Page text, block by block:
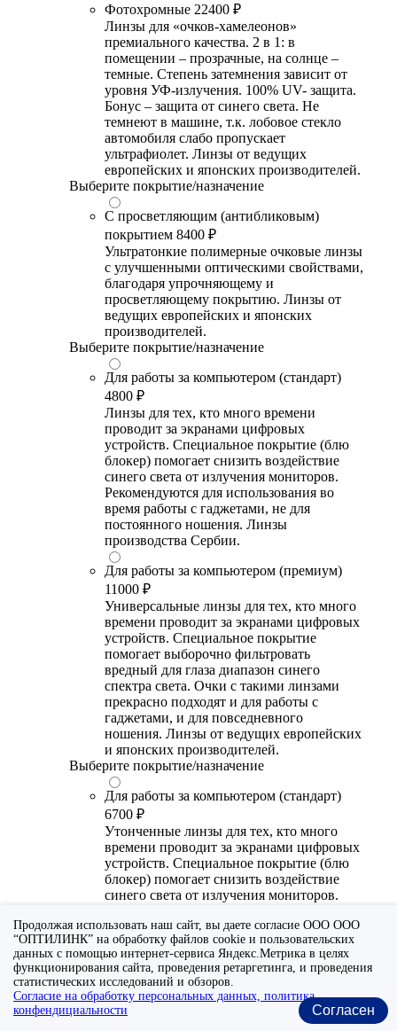
Фотохромные 22400 ₽
Линзы для «очков-хамелеонов»
премиального качества. 2 в 1: в
помещении – прозрачные, на солнце –
темные. Степень затемнения зависит от
уровня УФ-излучения. 100% UV- защита.
Бонус – защита от синего света. Не
темнеют в машине, т.к. лобовое стекло
автомобиля слабо пропускает
ультрафиолет. Линзы от ведущих
европейских и японских производителей.
Выберите покрытие/назначение
С просветляющим (антибликовым)
покрытием 8400 ₽
Ультратонкие полимерные очковые линзы
с улучшенными оптическими свойствами,
благодаря упрочняющему и
просветляющему покрытию. Линзы от
ведущих европейских и японских
производителей.
Выберите покрытие/назначение
Для работы за компьютером (стандарт)
4800 ₽
Линзы для тех, кто много времени
проводит за экранами цифровых
устройств. Специальное покрытие (блю
блокер) помогает снизить воздействие
синего света от излучения мониторов.
Рекомендуются для использования во
время работы с гаджетами, не для
постоянного ношения. Линзы
производства Сербии.
Для работы за компьютером (премиум)
11000 ₽
Универсальные линзы для тех, кто много
времени проводит за экранами цифровых
устройств. Специальное покрытие
помогает выборочно фильтровать
вредный для глаза диапазон синего
спектра света. Очки с такими линзами
прекрасно подходят и для работы с
гаджетами, и для повседневного
ношения. Линзы от ведущих европейских
и японских производителей.
Выберите покрытие/назначение
Для работы за компьютером (стандарт)
6700 ₽
Утонченные линзы для тех, кто много
времени проводит за экранами цифровых
устройств. Специальное покрытие (блю
блокер) помогает снизить воздействие
синего света от излучения мониторов.
время работы с гаджетами, не для
постоянного ношения. Линзы
производства Сербии или Ю.-В. Азии.
Для работы за компьютером (премиум)
20300 ₽
Универсальные утонченные линзы для
Продолжая использовать наш сайт, вы даете согласие ООО ООО
“ОПТИЛИНК” на обработку файлов cookie и пользовательских
данных с помощью интернет-сервиса Яндекс.Метрика в целях
функционирования сайта, проведения ретаргетинга, и проведения
статистических исследований и обзоров.
Согласие на обработку персональных данных, политика
конфендициальности
Согласен